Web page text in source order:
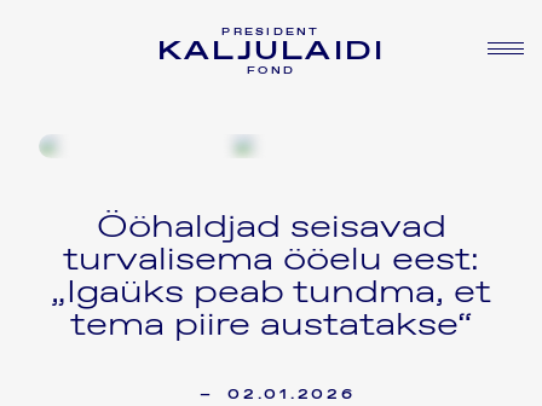
PRESIDENT
KALJULAIDI
FOND
Ööhaldjad seisavad
turvalisema ööelu eest:
„Igaüks peab tundma, et
tema piire austatakse“
– 02.01.2026